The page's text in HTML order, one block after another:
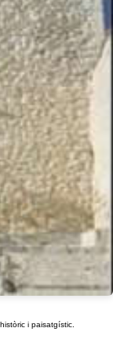
i paisatgístic.